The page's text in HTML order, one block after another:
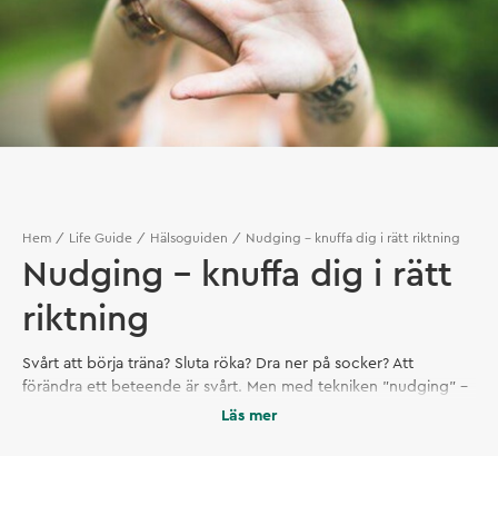
Hem Life Guide Hälsoguiden Nudging - knuffa dig i rätt riktning
Nudging - knuffa dig i rätt
riktning
Svårt att börja träna? Sluta röka? Dra ner på socker? Att
förändra ett beteende är svårt. Men med tekniken ”nudging” –
det vill säga små, psykologiska knuffar i rätt riktning – kan du
Läs mer